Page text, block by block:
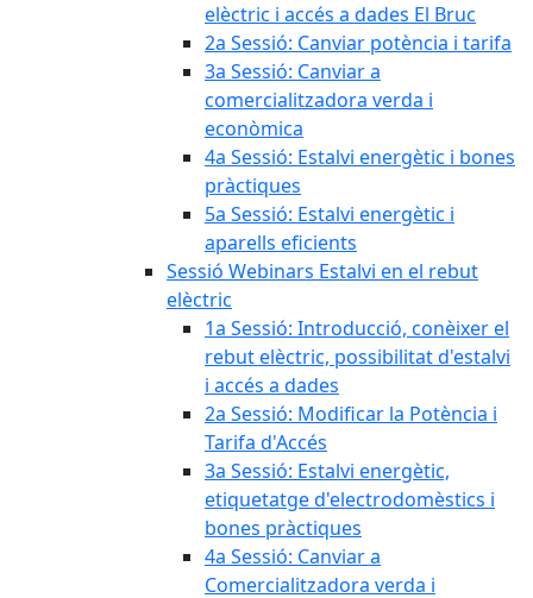
elèctric i accés a dades El Bruc
2a Sessió: Canviar potència i tarifa
3a Sessió: Canviar a
comercialitzadora verda i
econòmica
4a Sessió: Estalvi energètic i bones
pràctiques
5a Sessió: Estalvi energètic i
aparells eficients
Sessió Webinars Estalvi en el rebut
elèctric
1a Sessió: Introducció, conèixer el
rebut elèctric, possibilitat d'estalvi
i accés a dades
2a Sessió: Modificar la Potència i
Tarifa d'Accés
3a Sessió: Estalvi energètic,
etiquetatge d'electrodomèstics i
bones pràctiques
4a Sessió: Canviar a
Comercialitzadora verda i